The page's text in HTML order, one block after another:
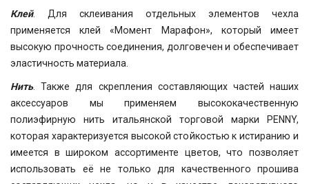
Клей. Для склеивания отдельных элементов чехла
применяется клей «Момент Марафон», который имеет
высокую прочность соединения, долговечен и обеспечивает
эластичность материала.
Нить. Также для скрепления составляющих частей наших
аксессуаров мы применяем высококачественную
полиэфирную нить итальянской торговой марки PENNY,
которая характеризуется высокой стойкостью к истиранию и
имеется в широком ассортименте цветов, что позволяет
использовать её не только для качественного прошива